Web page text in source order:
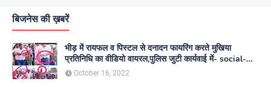
बिजनेस की ख़बरें
भीड़ में रायफल व पिस्टल से दनादन फायरिंग करते मुखिया
प्रतिनिधि का वीडियो वायरल,पुलिस जुटी कार्यवाई में- social-
media
October 16, 2022